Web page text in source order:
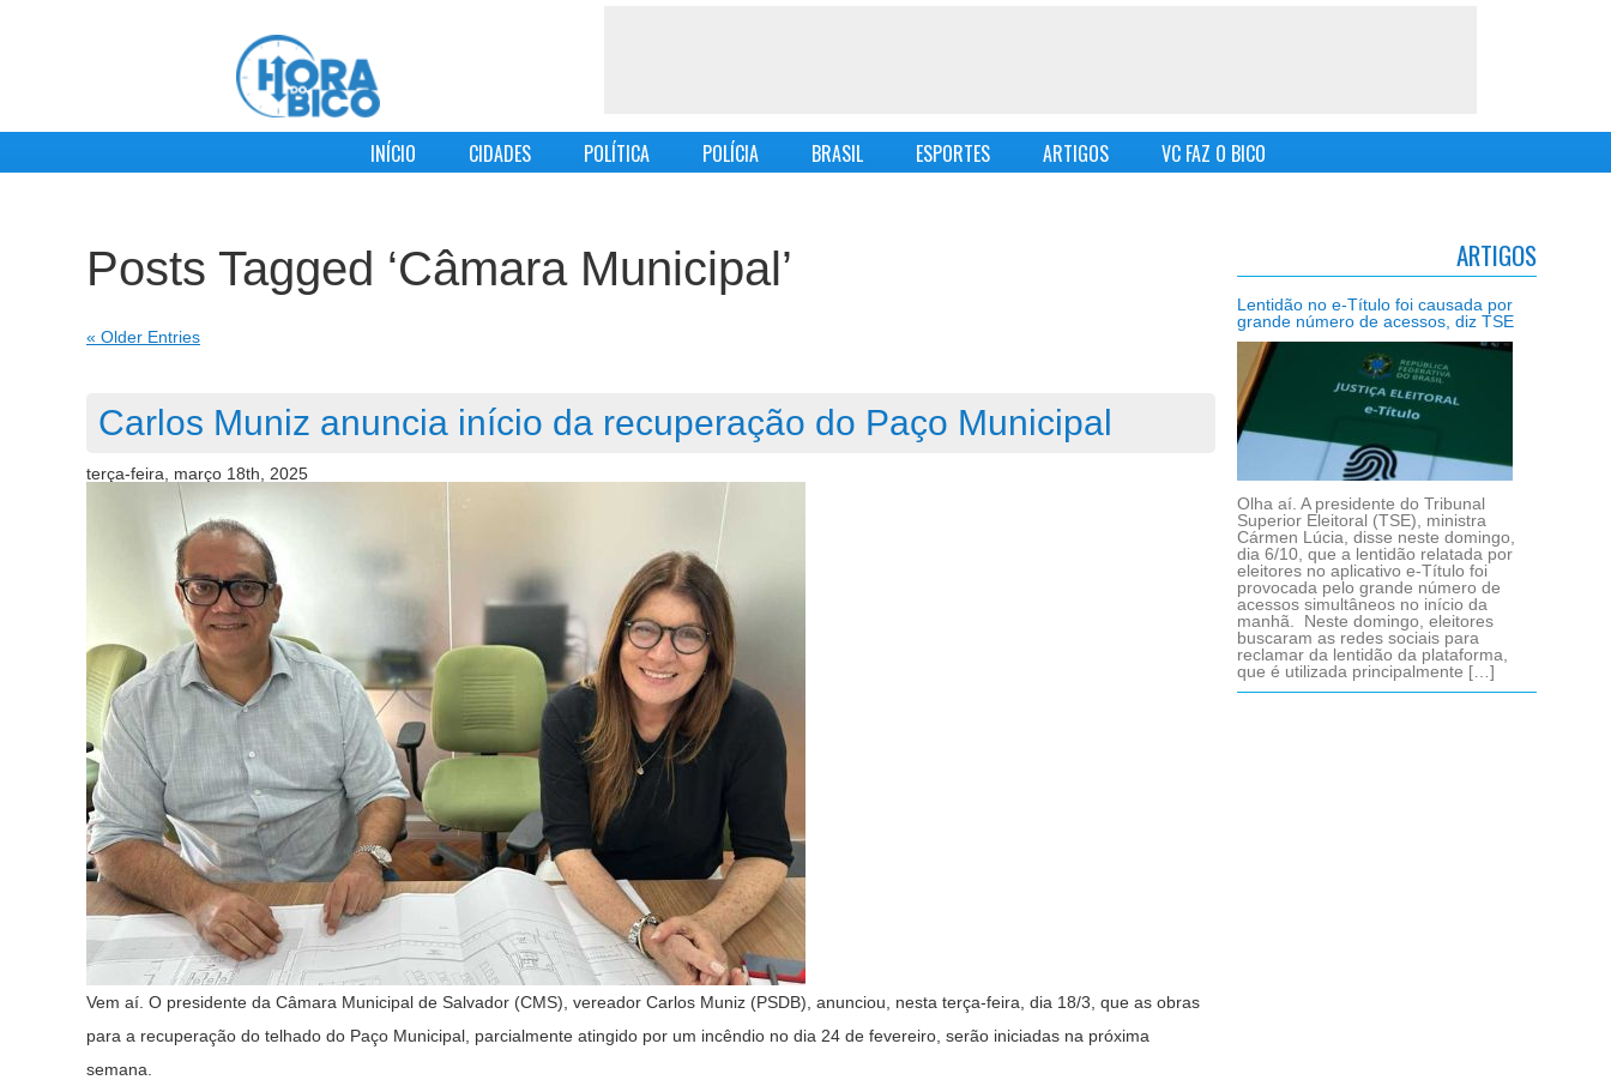
INÍCIO CIDADES POLÍTICA POLÍCIA BRASIL ESPORTES ARTIGOS VC FAZ O BICO
Posts Tagged ‘Câmara Municipal’
« Older Entries
Carlos Muniz anuncia início da recuperação do Paço Municipal
terça-feira, março 18th, 2025
Vem aí. O presidente da Câmara Municipal de Salvador (CMS), vereador Carlos Muniz (PSDB), anunciou, nesta terça-feira, dia 18/3, que as obras
para a recuperação do telhado do Paço Municipal, parcialmente atingido por um incêndio no dia 24 de fevereiro, serão iniciadas na próxima
semana.
ARTIGOS
Lentidão no e-Título foi causada por
grande número de acessos, diz TSE
Olha aí. A presidente do Tribunal
Superior Eleitoral (TSE), ministra
Cármen Lúcia, disse neste domingo,
dia 6/10, que a lentidão relatada por
eleitores no aplicativo e-Título foi
provocada pelo grande número de
acessos simultâneos no início da
manhã. Neste domingo, eleitores
buscaram as redes sociais para
reclamar da lentidão da plataforma,
que é utilizada principalmente […]